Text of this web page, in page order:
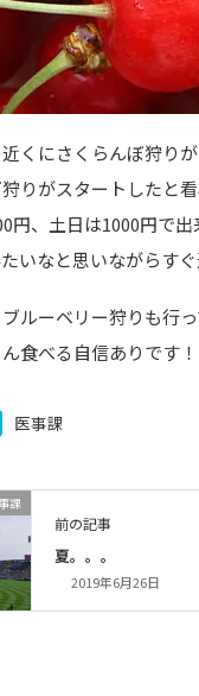
くにさくらんぼ狩り
りがスタートしたと
円、土日は1000円で出
いなと思いながらす
ルーベリー狩りも行
食べる自信ありです！
医事課
課
前の記事
夏。。。
2019年6月26日